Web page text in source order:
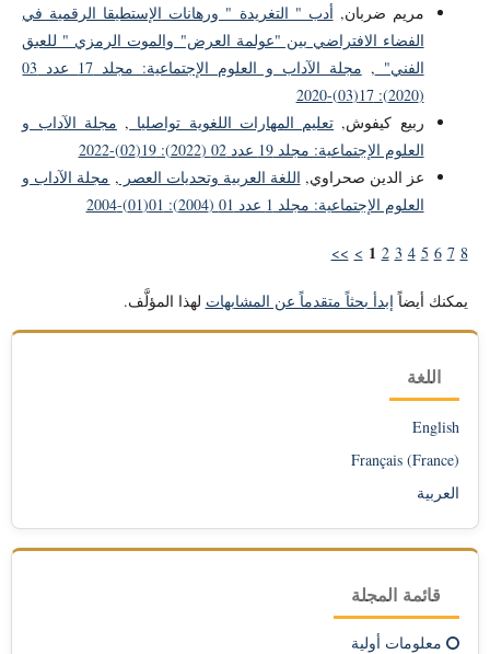
مريم ضربان, أدب " التغريدة " ورهانات الإستطيقا الرقمية في
الفضاء الافتراضي بين "عولمة العرض" والموت الرمزي " للعبق
الفني" ,
مجلة الآداب و العلوم الإجتماعية: مجلد 17 عدد 03
(2020): 17(03)-2020
ربيع كيفوش, تعليم المهارات اللغوية تواصليا , مجلة الآداب و
العلوم الإجتماعية: مجلد 19 عدد 02 (2022): 19(02)-2022
عز الدين صحراوي, اللغة العربية وتحديات العصر , مجلة الآداب و
العلوم الإجتماعية: مجلد 1 عدد 01 (2004): 01(01)-2004
1 2 3 4 5 6 7 8
>
>>
يمكنك أيضاً إبدأ بحثاً متقدماً عن المشابهات لهذا المؤلَّف.
اللغة
English
Français (France)
العربية
قائمة المجلة
معلومات أولية